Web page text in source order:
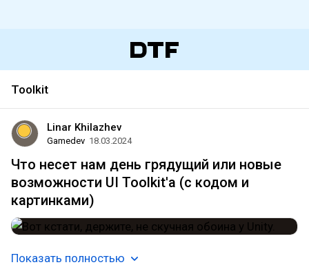
Toolkit
Linar Khilazhev
Gamedev 18.03.2024
Что несет нам день грядущий или новые
возможности UI Toolkit'а (с кодом и
картинками)
Показать полностью